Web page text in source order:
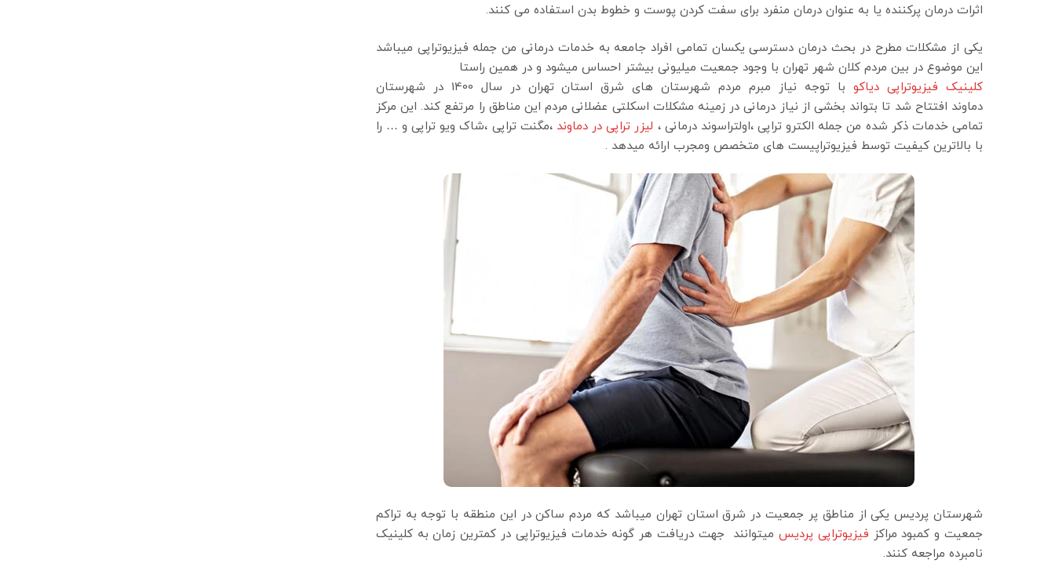
اثرات درمان پرکننده یا به عنوان درمان منفرد برای سفت کردن پوست و خطوط بدن استفاده می کنند.
یکی از مشکلات مطرح در بحث درمان دسترسی یکسان تمامی افراد جامعه به خدمات درمانی من جمله فیزیوتراپی میباشد
این موضوع در بین مردم کلان شهر تهران با وجود جمعیت میلیونی بیشتر احساس میشود و در همین راستا
کلینیک فیزیوتراپی دیاکو
با توجه نیاز مبرم مردم شهرستان های شرق استان تهران در سال 1400 در شهرستان
دماوند افتتاح شد تا بتواند بخشی از نیاز درمانی در زمینه مشکلات اسکلتی عضلانی مردم این مناطق را مرتفع کند. این مرکز
تمامی خدمات ذکر شده من جمله الکترو تراپی ،اولتراسوند درمانی ، لیزر تراپی در دماوند ،مگنت تراپی ،شاک ویو تراپی و … را
با بالاترین کیفیت توسط فیزیوتراپیست های متخصص ومجرب ارائه میدهد .
شهرستان پردیس یکی از مناطق پر جمعیت در شرق استان تهران میباشد که مردم ساکن در این منطقه با توجه به تراکم
جمعیت و کمبود مراکز فیزیوتراپی پردیسمیتوانند جهت دریافت هر گونه خدمات فیزیوتراپی در کمترین زمان به کلینیک
نامبرده مراجعه کنند.